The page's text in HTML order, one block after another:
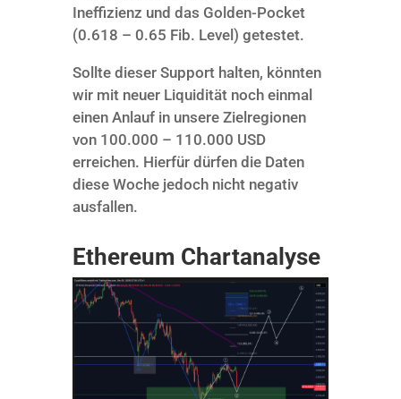
Ineffizienz und das Golden-Pocket
(0.618 – 0.65 Fib. Level) getestet.
Sollte dieser Support halten, könnten
wir mit neuer Liquidität noch einmal
einen Anlauf in unsere Zielregionen
von 100.000 – 110.000 USD
erreichen. Hierfür dürfen die Daten
diese Woche jedoch nicht negativ
ausfallen.
Ethereum Chartanalyse